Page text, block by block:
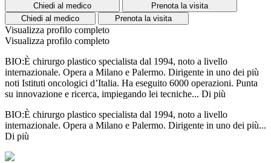
Chiedi al medico
Prenota la visita
Chiedi al medico
Prenota la visita
Visualizza profilo completo
Visualizza profilo completo
BIO:È chirurgo plastico specialista dal 1994, noto a livello
internazionale. Opera a Milano e Palermo. Dirigente in uno dei più
noti Istituti oncologici d’Italia. Ha eseguito 6000 operazioni. Punta
su innovazione e ricerca, impiegando lei tecniche... Di più
BIO:È chirurgo plastico specialista dal 1994, noto a livello
internazionale. Opera a Milano e Palermo. Dirigente in uno dei più...
Di più